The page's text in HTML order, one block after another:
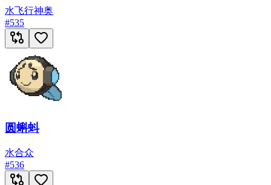
水飞行神奥
#535
圆蝌蚪
水合众
#536